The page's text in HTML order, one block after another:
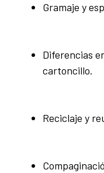
Gramaje y
Diferencias
cartoncillo.
Reciclaje y